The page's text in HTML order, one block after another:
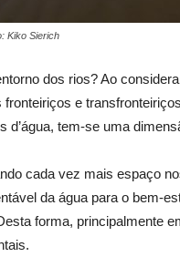
Kiko Sierich
dos rios? Ao
e
d’água, tem-se uma
cada vez mais espaço
da água para o bem-
forma, principalmente